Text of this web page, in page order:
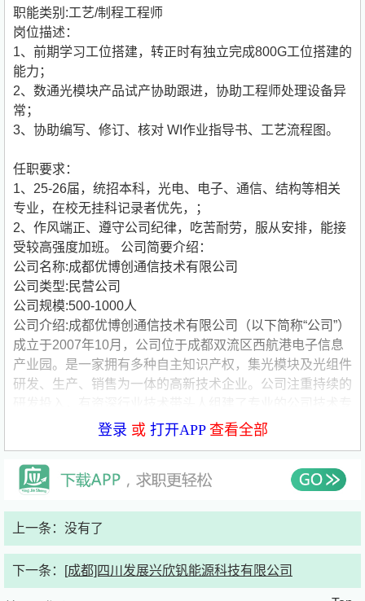
职能类别:工艺/制程工程师
岗位描述：
1、前期学习工位搭建，转正时有独立完成800G工位搭建的
能力；
2、数通光模块产品试产协助跟进，协助工程师处理设备异
常；
3、协助编写、修订、核对 WI作业指导书、工艺流程图。
任职要求：
1、25-26届，统招本科，光电、电子、通信、结构等相关
专业，在校无挂科记录者优先，；
2、作风端正、遵守公司纪律，吃苦耐劳，服从安排，能接
受较高强度加班。 公司简要介绍：
公司名称:成都优博创通信技术有限公司
公司类型:民营公司
公司规模:500-1000人
公司介绍:成都优博创通信技术有限公司（以下简称“公司”）
成立于2007年10月，公司位于成都双流区西航港电子信息
产业园。是一家拥有多种自主知识产权，集光模块及光组件
研发、生产、销售为一体的高新技术企业。公司注重持续的
家团队攻克技术难题。公司已获授权的发明专利64项、实
为成都市科学技术协会授予的院士（专家）创新工作站，为
四川省科技局、成都市科技局分别授予的省工程技术中心、
心。在接入网领域，公司作为业内首发的全系列10G
NGPON2 ONU/OLT、25G/50G PON；在5G传输领域，性
登录 或 打开APP查看全部
上一条：没有了
下一条： [成都]四川发展兴欣钒能源科技有限公司